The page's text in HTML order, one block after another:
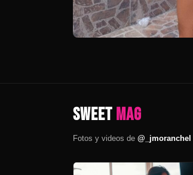
SweetMag
Fotos y videos de @_jmoranchel